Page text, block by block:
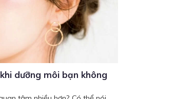
dưỡng môi bạn không